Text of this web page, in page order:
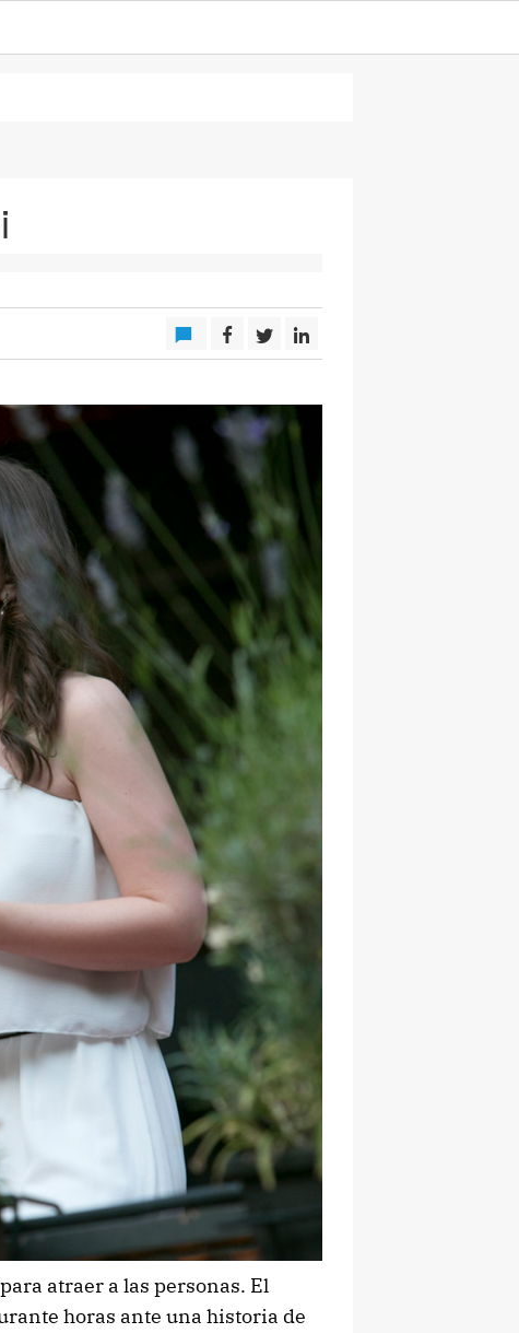
atraer a las personas. El
horas ante una historia de